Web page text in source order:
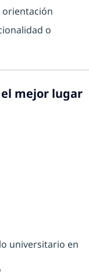
orientación
o
el mejor lugar
universitario en